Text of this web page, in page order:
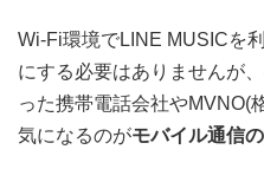
Wi-Fi環境でLINE MUSICを
にする必要はありませんが
った携帯電話会社やMVNO(
気になるのがモバイル通信